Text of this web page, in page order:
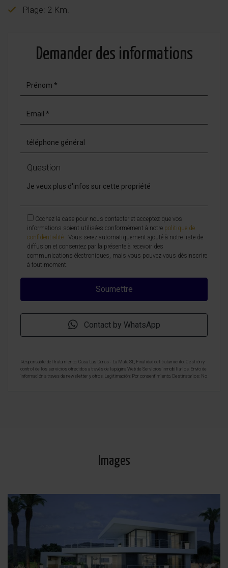
Plage: 2 Km.
Demander des informations
Question
Cochez la case pour nous contacter et acceptez que vos
informations soient utilisées conformément à notre politique de
confidentialité . Vous serez automatiquement ajouté à notre liste de
diffusion et consentez par la présente à recevoir des
communications électroniques, mais vous pouvez vous désinscrire
à tout moment.
Contact by WhatsApp
Responsable del tratamiento: Casa Las Dunas - La Mata SL, Finalidad del tratamiento: Gestión y
control de los servicios ofrecidos a través de la página Web de Servicios inmobiliarios, Envío de
información a traves de newsletter y otros, Legitimación: Por consentimiento, Destinatarios: No
Images